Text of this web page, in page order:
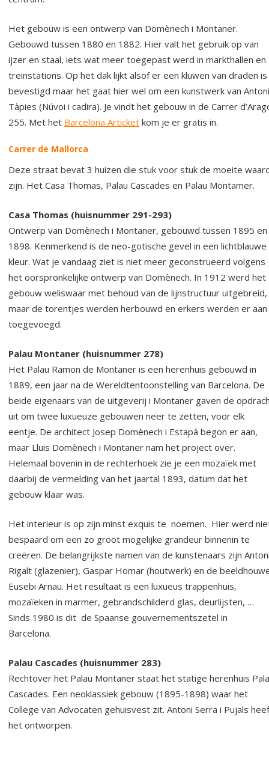
Het gebouw is een ontwerp van Domènech i Montaner.
Gebouwd tussen 1880 en 1882. Hier valt het gebruik op van
ijzer en staal, iets wat meer toegepast werd in markthallen en
treinstations. Op het dak lijkt alsof er een kluwen van draden is
bevestigd maar het gaat hier wel om een kunstwerk van Antoni
Tàpies (Núvoi i cadira). Je vindt het gebouw in de Carrer
255. Met het Barcelona Articket kom je er gratis in.
Carrer de Mallorca
Deze straat bevat 3 huizen die stuk voor stuk de moeite
zijn. Het Casa Thomas, Palau Cascades en Palau Montamer.
Casa Thomas (huisnummer 291-293)
Ontwerp van Domènech i Montaner, gebouwd tussen 1895 en
1898. Kenmerkend is de neo-gotische gevel in een lichtblauwe
kleur. Wat je vandaag ziet is niet meer geconstrueerd volgens
het oorspronkelijke ontwerp van Domènech. In 1912 werd het
gebouw weliswaar met behoud van de lijnstructuur uitgebreid,
maar de torentjes werden herbouwd en erkers werden er aan
toegevoegd.
Palau Montaner (huisnummer 278)
Het Palau Ramon de Montaner is een herenhuis gebouwd in
1889, een jaar na de Wereldtentoonstelling van Barcelona. De
beide eigenaars van de uitgeverij i Montaner gaven de
uit om twee luxueuze gebouwen neer te zetten, voor elk
eentje. De architect Josep Domènech i Estapà begon er aan,
maar Lluis Domènech i Montaner nam het project over.
Helemaal bovenin in de rechterhoek zie je een mozaïek met
daarbij de vermelding van het jaartal 1893, datum dat het
gebouw klaar was.
Het interieur is op zijn minst exquis te noemen. Hier werd
bespaard om een zo groot mogelijke grandeur binnenin te
creëren. De belangrijkste namen van de kunstenaars zijn
Rigalt (glazenier), Gaspar Homar (houtwerk) en de
Eusebi Arnau. Het resultaat is een luxueus trappenhuis,
mozaïeken in marmer, gebrandschilderd glas, deurlijsten, …
Sinds 1980 is dit de Spaanse gouvernementszetel in
Barcelona.
Palau Cascades (huisnummer 283)
Rechtover het Palau Montaner staat het statige herenhuis
Cascades. Een neoklassiek gebouw (1895-1898) waar het
College van Advocaten gehuisvest zit. Antoni Serra i Pujals
het ontworpen.